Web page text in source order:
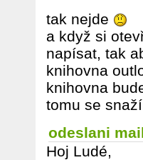
tak nejde
a když si
napísat, tak
knihovna
knihovna
tomu se
odeslani
Hoj Ludé,